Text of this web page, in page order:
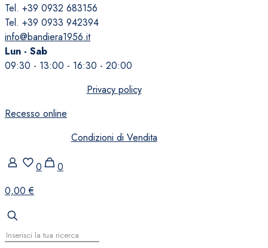
Tel. +39 0932 683156
Tel. +39 0933 942394
info@bandiera1956.it
Lun - Sab
09:30 - 13:00 - 16:30 - 20:00
Privacy policy
Recesso online
Condizioni di Vendita
0
0
0,00 €